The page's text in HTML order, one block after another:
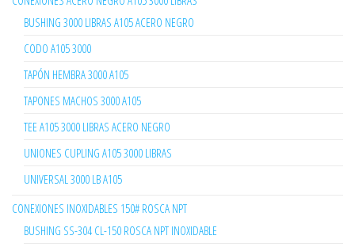
BUSHING 3000 LIBRAS A105 ACERO NEGRO
CODO A105 3000
TAPÓN HEMBRA 3000 A105
TAPONES MACHOS 3000 A105
TEE A105 3000 LIBRAS ACERO NEGRO
UNIONES CUPLING A105 3000 LIBRAS
UNIVERSAL 3000 LB A105
CONEXIONES INOXIDABLES 150# ROSCA NPT
BUSHING SS-304 CL-150 ROSCA NPT INOXIDABLE